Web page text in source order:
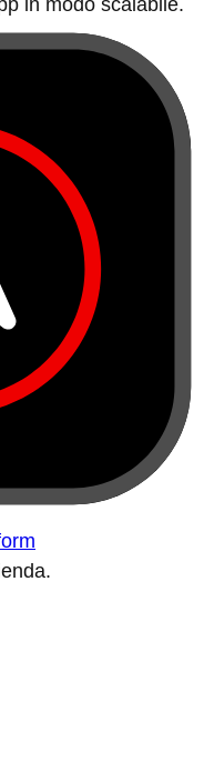
in modo scalabile.